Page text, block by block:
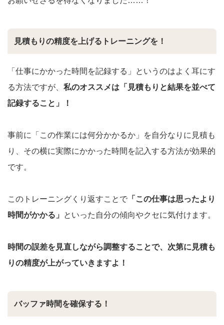
見積もりの精度を上げるトレーニングを！
「仕事にかかった時間を記録する」というのはよく耳にす
る方法ですが、 私のオススメは「見積もりと結果を並べて
記録すること」！
事前に「この作業には何分かかるか」を自分なりに見積も
り、その横に実際にかかった時間を記入する方法が効果的
です。
このトレーニングくり返すことで 「この仕事は思ったより
時間がかかる」
といった自分の傾向やクセに気付けます。
時間の誤差を見直しながら調整することで、次第に見積も
りの精度が上がっていきますよ！
バッファ時間を確保する！